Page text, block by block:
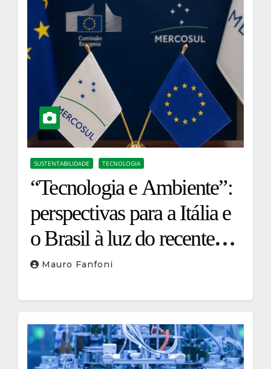
SUSTENTABILIDADE TECNOLOGIA
“Tecnologia e Ambiente”:
perspectivas para a Itália e
o Brasil à luz do recente
acordo UE-Mercosul
Mauro Fanfoni